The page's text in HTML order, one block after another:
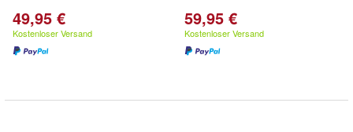
49,95 €
Kostenloser Versand
59,95 €
Kostenloser Versand